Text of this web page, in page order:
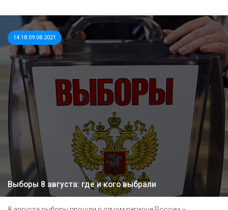
14:18 09.08.2021
Выборы 8 августа: где и кого выбрали